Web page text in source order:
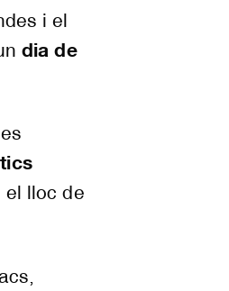
i el
dia de
el lloc de